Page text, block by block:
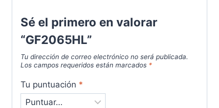
Sé el primero en valorar
“GF2065HL”
Tu dirección de correo electrónico no será publicada.
Los campos requeridos están marcados *
Tu puntuación *